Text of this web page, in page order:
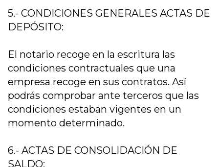
5.- CONDICIONES GENERALES ACTAS DE
DEPÓSITO:
El notario recoge en la escritura las
condiciones contractuales que una
empresa recoge en sus contratos. Así
podrás comprobar ante terceros que las
condiciones estaban vigentes en un
momento determinado.
6.- ACTAS DE CONSOLIDACIÓN DE
SALDO: